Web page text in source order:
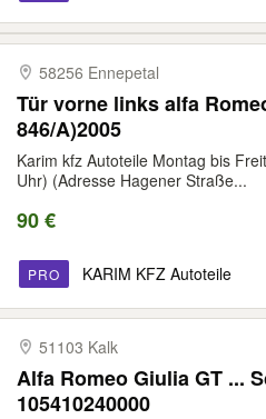
58256 Ennepetal
Tür vorne links alfa
846/A)2005
Karim kfz Autoteile Montag bis
Uhr) (Adresse Hagener Straße...
90 €
PRO KARIM KFZ Autoteile
51103 Kalk
Alfa Romeo Giulia GT ...
105410240000